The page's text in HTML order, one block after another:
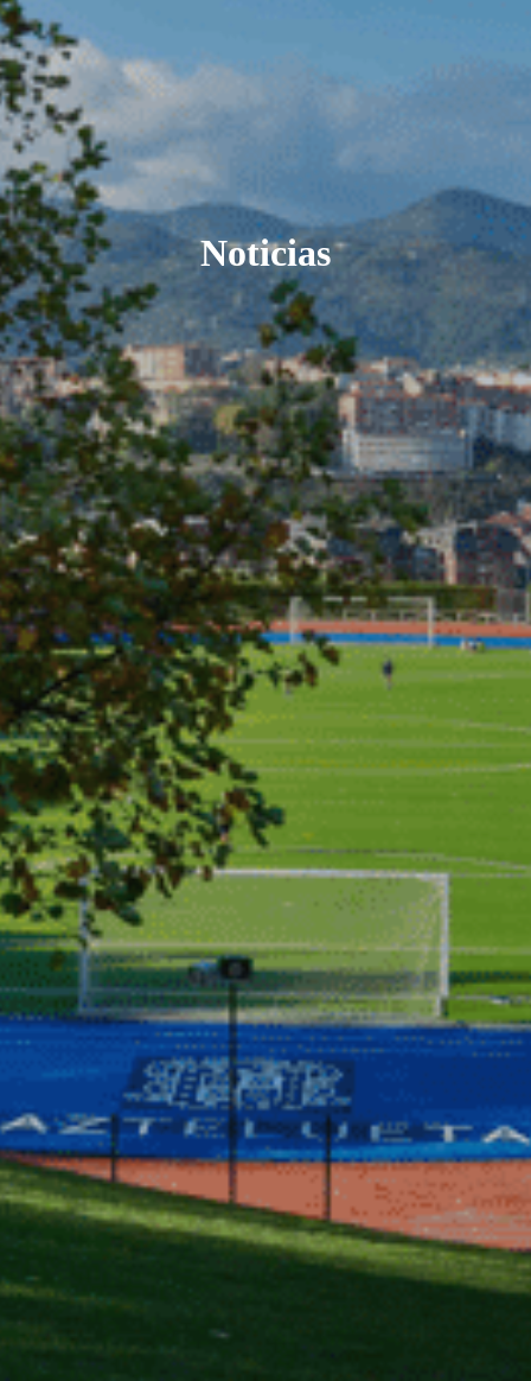
Noticias